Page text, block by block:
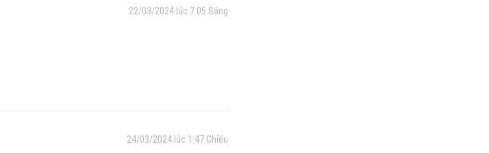
22/03/2024 lúc 7:05 Sáng
24/03/2024 lúc 1:47 Chiều